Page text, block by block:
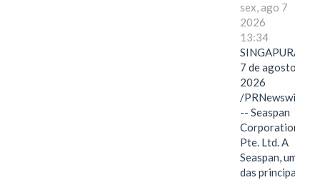
sex, ago 7
2026
13:34
SINGAPURA,
7 de agosto de
2026
/PRNewswire/
-- Seaspan
Corporation
Pte. Ltd. A
Seaspan, uma
das principais